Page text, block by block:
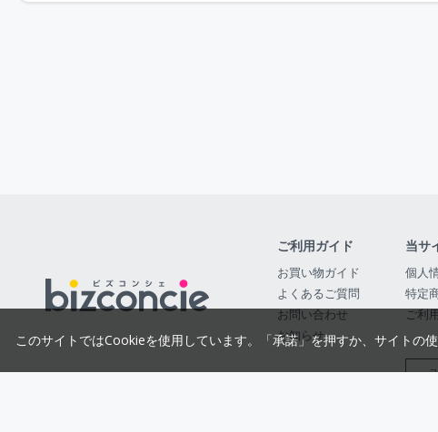
ご利用ガイド
お買い物ガイド
よくあるご質問
お問い合わせ
お知らせ
当サ
個人
特定
ご利
このサイトではCookieを使用しています。「承諾」を押すか、サイトの